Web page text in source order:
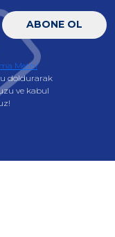
ABONE OL
Metni
doldurarak
ve kabul